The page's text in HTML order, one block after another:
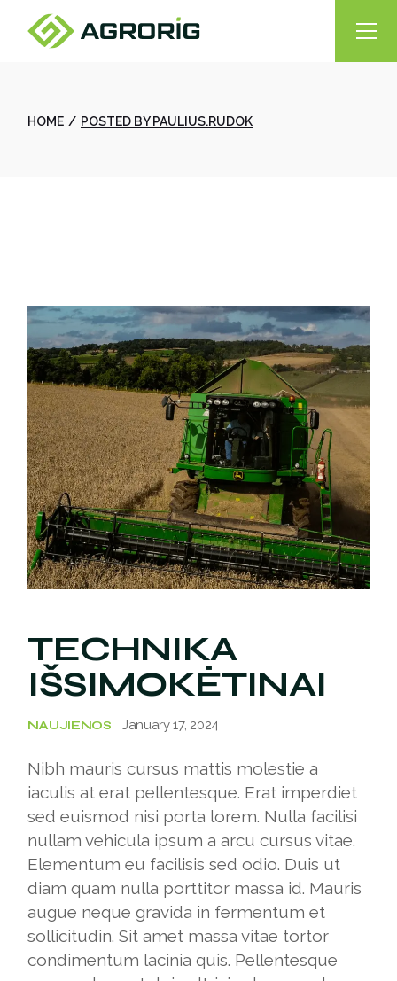
HOME POSTED BY PAULIUS.RUDOK
TECHNIKA
IŠSIMOKĖTINAI
NAUJIENOS January 17, 2024
Nibh mauris cursus mattis molestie a
iaculis at erat pellentesque. Erat imperdiet
sed euismod nisi porta lorem. Nulla facilisi
nullam vehicula ipsum a arcu cursus vitae.
Elementum eu facilisis sed odio. Duis ut
diam quam nulla porttitor massa id. Mauris
augue neque gravida in fermentum et
sollicitudin. Sit amet massa vitae tortor
condimentum lacinia quis. Pellentesque